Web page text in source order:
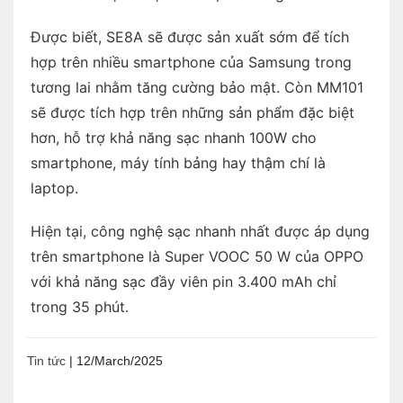
Được biết, SE8A sẽ được sản xuất sớm để tích
hợp trên nhiều smartphone của Samsung trong
tương lai nhằm tăng cường bảo mật. Còn MM101
sẽ được tích hợp trên những sản phẩm đặc biệt
hơn, hỗ trợ khả năng sạc nhanh 100W cho
smartphone, máy tính bảng hay thậm chí là
laptop.
Hiện tại, công nghệ sạc nhanh nhất được áp dụng
trên smartphone là Super VOOC 50 W của OPPO
với khả năng sạc đầy viên pin 3.400 mAh chỉ
trong 35 phút.
Tin tức | 12/March/2025